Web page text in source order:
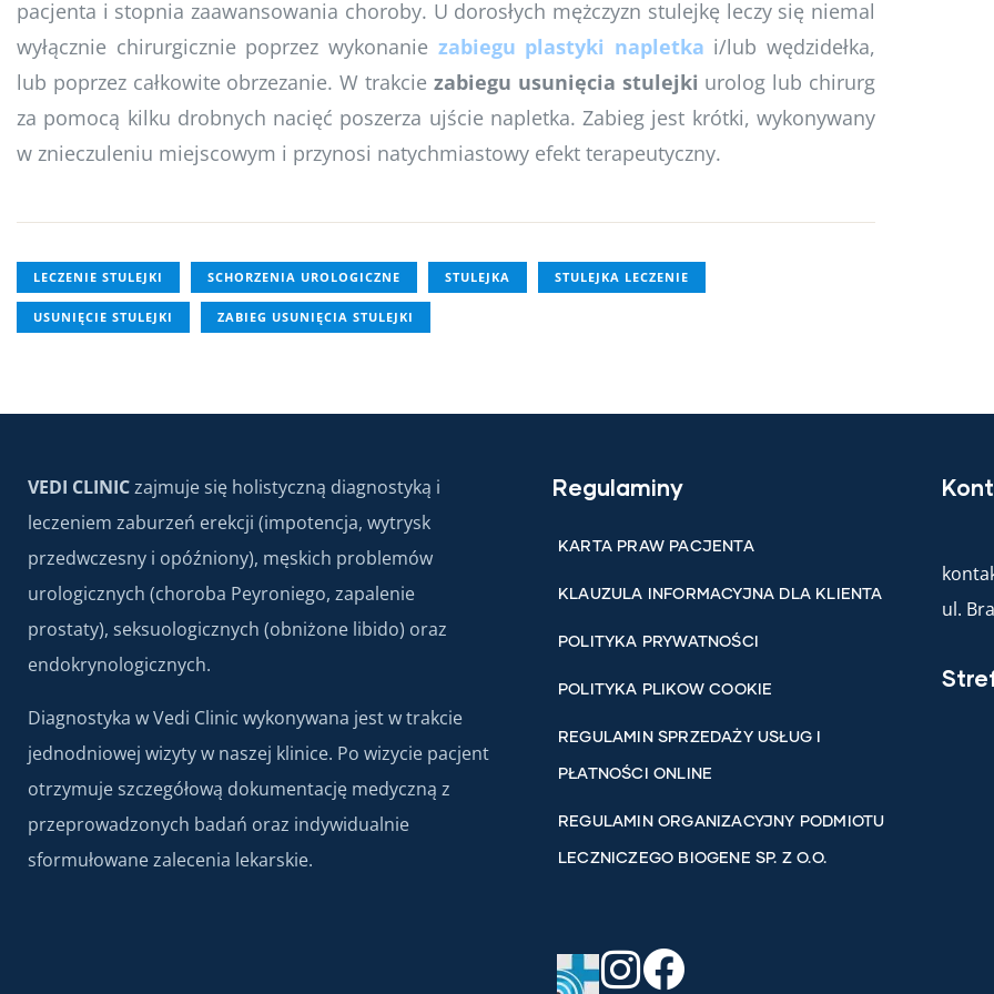
pacjenta i stopnia zaawansowania choroby. U dorosłych mężczyzn stulejkę leczy się niemal
wyłącznie chirurgicznie poprzez wykonanie zabiegu plastyki napletka i/lub wędzidełka,
lub poprzez całkowite obrzezanie. W trakcie zabiegu usunięcia stulejki urolog lub chirurg
za pomocą kilku drobnych nacięć poszerza ujście napletka. Zabieg jest krótki, wykonywany
w znieczuleniu miejscowym i przynosi natychmiastowy efekt terapeutyczny.
LECZENIE STULEJKI SCHORZENIA UROLOGICZNE STULEJKA STULEJKA LECZENIE
USUNIĘCIE STULEJKI ZABIEG USUNIĘCIA STULEJKI
VEDI CLINICzajmuje się holistyczną diagnostyką i
leczeniem zaburzeń erekcji (impotencja, wytrysk
przedwczesny i opóźniony), męskich problemów
urologicznych (choroba Peyroniego, zapalenie
prostaty), seksuologicznych (obniżone libido) oraz
endokrynologicznych.
Diagnostyka w Vedi Clinic wykonywana jest w trakcie
jednodniowej wizyty w naszej klinice. Po wizycie pacjent
otrzymuje szczegółową dokumentację medyczną z
przeprowadzonych badań oraz indywidualnie
sformułowane zalecenia lekarskie.
Regulaminy
KARTA PRAW PACJENTA
KLAUZULA INFORMACYJNA DLA KLIENTA
POLITYKA PRYWATNOŚCI
POLITYKA PLIKOW COOKIE
REGULAMIN SPRZEDAŻY USŁUG I
PŁATNOŚCI ONLINE
REGULAMIN ORGANIZACYJNY PODMIOTU
LECZNICZEGO BIOGENE SP. Z O.O.
ul.